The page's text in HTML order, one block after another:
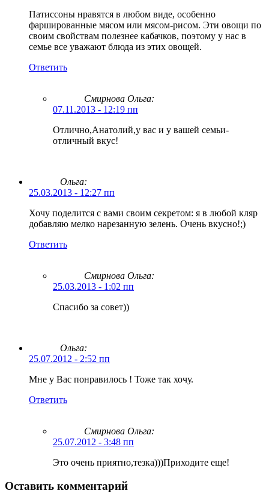
Патиссоны нравятся в любом виде, особенно
фаршированные мясом или мясом-рисом. Эти овощи по
своим свойствам полезнее кабачков, поэтому у нас в
семье все уважают блюда из этих овощей.
Ответить
Смирнова Ольга:
07.11.2013 - 12:19 пп
Отлично,Анатолий,у вас и у вашей семьи-
отличный вкус!
Ольга:
25.03.2013 - 12:27 пп
Хочу поделится с вами своим секретом: я в любой кляр
добавляю мелко нарезанную зелень. Очень вкусно!;)
Ответить
Смирнова Ольга:
25.03.2013 - 1:02 пп
Спасибо за совет))
Ольга:
25.07.2012 - 2:52 пп
Мне у Вас понравилось ! Тоже так хочу.
Ответить
Смирнова Ольга:
25.07.2012 - 3:48 пп
Это очень приятно,тезка)))Приходите еще!
Оставить комментарий